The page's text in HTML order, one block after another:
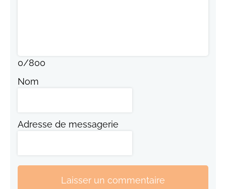
0/800
Nom
Adresse de messagerie
Laisser un commentaire